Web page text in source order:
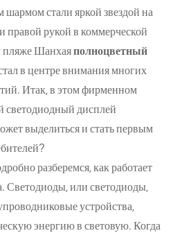
стали яркой звездой на
правой рукой в коммерческой
пляже Шанхаяполноцветный
в центре внимания многих
Итак, в этом фирменном
светодиодный дисплей
выделиться и стать первым
разберемся, как работает
Светодиоды, или светодиоды,
устройства,
энергию в световую. Когда